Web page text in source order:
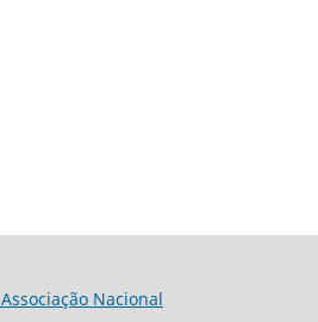
Associação Nacional